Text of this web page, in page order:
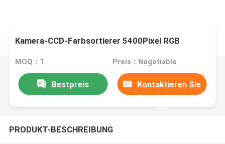
Kamera-CCD-Farbsortierer 5400Pixel RGB
MOQ：1 Preis：Negotiable
Bestpreis Kontaktieren Sie
uns
PRODUKT-BESCHREIBUNG